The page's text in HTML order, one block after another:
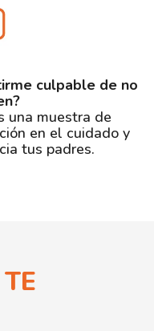
culpable de no
una muestra de
en el cuidado y
tus padres.